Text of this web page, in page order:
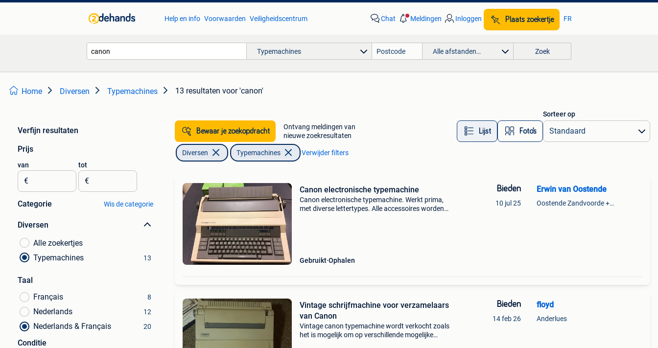
Help en info Voorwaarden Veiligheidscentrum Chat Meldingen Inloggen Plaats zoekertje FR
Typemachines Alle afstanden… Zoek
Home Diversen Typemachines 13 resultaten voor 'canon'
Verfijn resultaten
Prijs
van
€
tot
€
Categorie Wis de categorie
Diversen
Alle zoekertjes
Typemachines
13
Taal
Français
8
Nederlands 12
Nederlands & Français 20
Conditie
Bewaar je zoekopdracht
Ontvang meldingen van
nieuwe zoekresultaten
Lijst Foto’s
Sorteer op
Diversen Typemachines Verwijder filters
Canon electronische typemachine
Canon electronische typemachine. Werkt prima,
met diverse lettertypes. Alle accessoires worden
Gebruikt Ophalen
Bieden
10 jul 25
Erwin van Oostende
Oostende Zandvoorde +Oostende
Vintage schrijfmachine voor verzamelaars
van Canon
Vintage canon typemachine wordt verkocht zoals
het is mogelijk om op verschillende mogelijke
Bieden
14 feb 26
floyd
Anderlues